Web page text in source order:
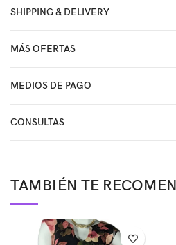
SHIPPING & DELIVERY
MÁS OFERTAS
MEDIOS DE PAGO
CONSULTAS
TAMBIÉN TE